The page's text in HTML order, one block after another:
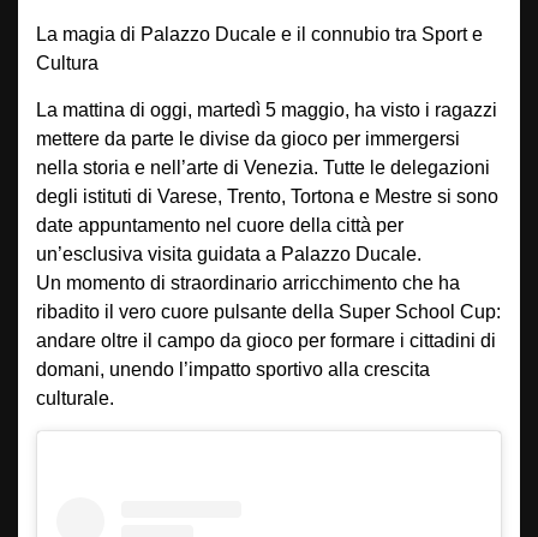
La magia di Palazzo Ducale e il connubio tra Sport e
Cultura
La mattina di oggi, martedì 5 maggio, ha visto i ragazzi
mettere da parte le divise da gioco per immergersi
nella storia e nell’arte di Venezia. Tutte le delegazioni
degli istituti di Varese, Trento, Tortona e Mestre si sono
date appuntamento nel cuore della città per
un’esclusiva visita guidata a Palazzo Ducale.
Un momento di straordinario arricchimento che ha
ribadito il vero cuore pulsante della Super School Cup:
andare oltre il campo da gioco per formare i cittadini di
domani, unendo l’impatto sportivo alla crescita
culturale.